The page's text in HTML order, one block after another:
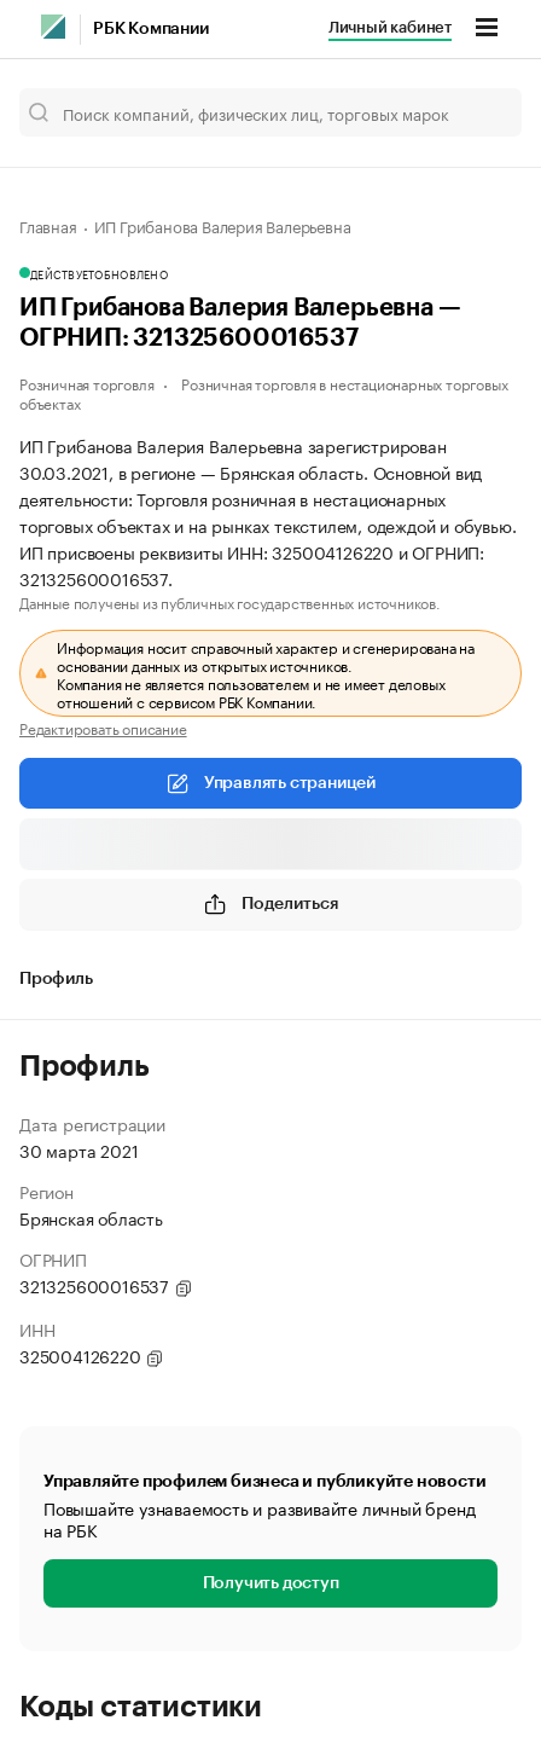
РБК Компании Личный кабинет
Главная ИП Грибанова Валерия Валерьевна
ДЕЙСТВУЕТОБНОВЛЕНО
ИП Грибанова Валерия Валерьевна —
ОГРНИП: 321325600016537
Розничная торговля
Розничная торговля в нестационарных торговых
объектах
ИП Грибанова Валерия Валерьевна зарегистрирован
30.03.2021, в регионе — Брянская область. Основной вид
деятельности: Торговля розничная в нестационарных
торговых объектах и на рынках текстилем, одеждой и обувью.
ИП присвоены реквизиты ИНН: 325004126220 и ОГРНИП:
321325600016537.
Данные получены из публичных государственных источников.
Информация носит справочный характер и сгенерирована на
основании данных из открытых источников.
Компания не является пользователем и не имеет деловых
отношений с сервисом РБК Компании.
Редактировать описание
Управлять страницей
Поделиться
Профиль
Профиль
Дата регистрации
30 марта 2021
Регион
Брянская область
ОГРНИП
321325600016537
ИНН
325004126220
Управляйте профилем бизнеса и публикуйте новости
Повышайте узнаваемость и развивайте личный бренд
на РБК
Получить доступ
Коды статистики